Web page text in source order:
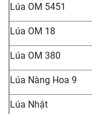
Lúa OM 5451
Lúa OM 18
Lúa OM 380
Lúa Nàng Hoa 9
Lúa Nhật